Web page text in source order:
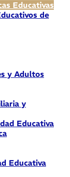
Educativas
de
y Adultos
y
Educativa
Educativa